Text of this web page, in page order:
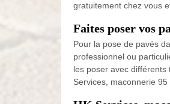
gratuitement chez vous
Faites poser vos
Pour la pose de pavés
professionnel ou
les poser avec
Services, maconnerie 95